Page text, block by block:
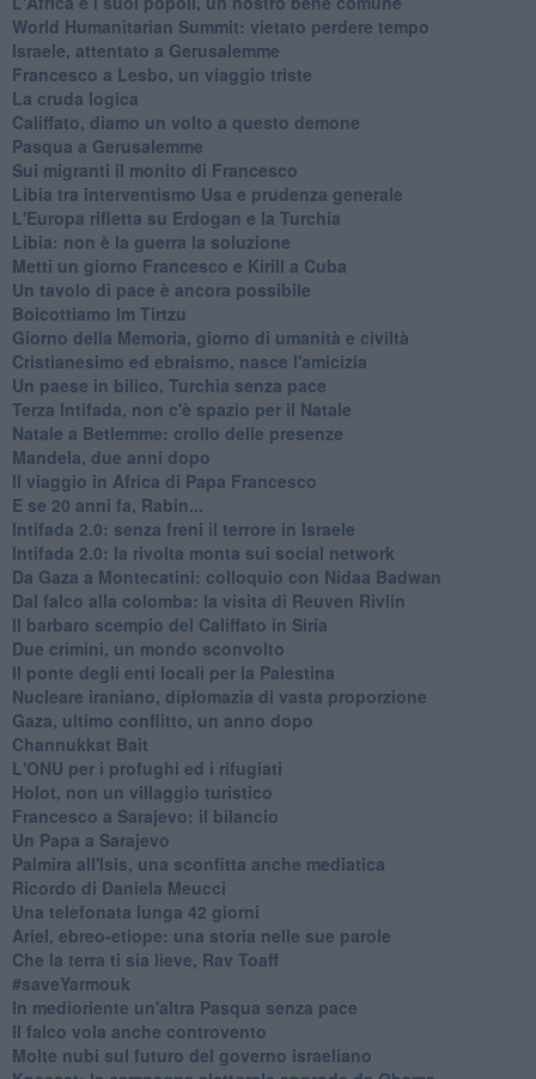
World Humanitarian Summit: vietato perdere tempo
Israele, attentato a Gerusalemme
Francesco a Lesbo, un viaggio triste
La cruda logica
Califfato, diamo un volto a questo demone
Pasqua a Gerusalemme
Sui migranti il monito di Francesco
Libia tra interventismo Usa e prudenza generale
L'Europa rifletta su Erdogan e la Turchia
Libia: non è la guerra la soluzione
Metti un giorno Francesco e Kirill a Cuba
Un tavolo di pace è ancora possibile
Boicottiamo Im Tirtzu
Giorno della Memoria, giorno di umanità e civiltà
Cristianesimo ed ebraismo, nasce l'amicizia
Un paese in bilico, Turchia senza pace
Terza Intifada, non c'è spazio per il Natale
Natale a Betlemme: crollo delle presenze
Mandela, due anni dopo
Il viaggio in Africa di Papa Francesco
E se 20 anni fa, Rabin...
Intifada 2.0: senza freni il terrore in Israele
Intifada 2.0: la rivolta monta sui social network
Da Gaza a Montecatini: colloquio con Nidaa Badwan
Dal falco alla colomba: la visita di Reuven Rivlin
Il barbaro scempio del Califfato in Siria
Due crimini, un mondo sconvolto
Il ponte degli enti locali per la Palestina
Nucleare iraniano, diplomazia di vasta proporzione
Gaza, ultimo conflitto, un anno dopo
Channukkat Bait
L'ONU per i profughi ed i rifugiati
Holot, non un villaggio turistico
Francesco a Sarajevo: il bilancio
Un Papa a Sarajevo
Palmira all'Isis, una sconfitta anche mediatica
Ricordo di Daniela Meucci
​Una telefonata lunga 42 giorni
​Ariel, ebreo-etiope: una storia nelle sue parole
Che la terra ti sia lieve, Rav Toaff
​#saveYarmouk
​In medioriente un'altra Pasqua senza pace
​Il falco vola anche controvento
Molte nubi sul futuro del governo israeliano